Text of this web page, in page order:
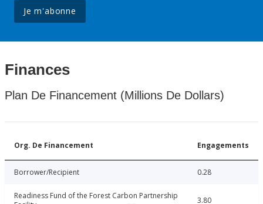
Je m'abonne
Finances
Plan De Financement (Millions De Dollars)
Org. De Financement Engagements
Borrower/Recipient 0.28
Readiness Fund of the Forest Carbon Partnership
3.80